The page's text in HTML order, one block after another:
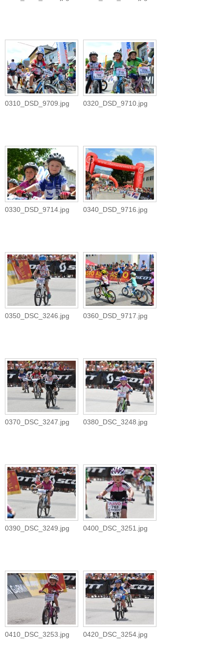
0310_DSD_9709.jpg 0320_DSD_9710.jpg
0330_DSD_9714.jpg 0340_DSD_9716.jpg
0350_DSC_3246.jpg 0360_DSD_9717.jpg
0370_DSC_3247.jpg 0380_DSC_3248.jpg
0390_DSC_3249.jpg 0400_DSC_3251.jpg
0410_DSC_3253.jpg 0420_DSC_3254.jpg